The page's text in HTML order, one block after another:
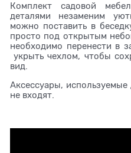
Комплект садовой
деталями незаменим
можно поставить в
просто под открытым
необходимо перенести в
укрыть чехлом, чтобы
вид.
Аксессуары,
не входят.